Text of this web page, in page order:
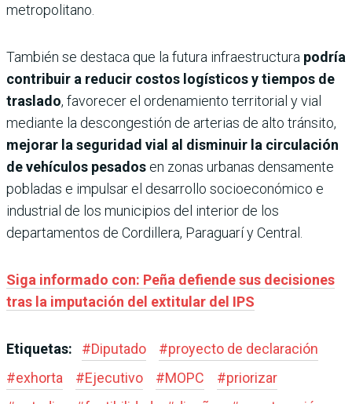
metropolitano.
También se destaca que la futura infraestructura podría
contribuir a reducir costos logísticos y tiempos de
traslado, favorecer el ordenamiento territorial y vial
mediante la descongestión de arterias de alto tránsito,
mejorar la seguridad vial al disminuir la circulación
de vehículos pesados en zonas urbanas densamente
pobladas e impulsar el desarrollo socioeconómico e
industrial de los municipios del interior de los
departamentos de Cordillera, Paraguarí y Central.
Siga informado con: Peña defiende sus decisiones
tras la imputación del extitular del IPS
Etiquetas: #Diputado #proyecto de declaración
#exhorta #Ejecutivo #MOPC #priorizar